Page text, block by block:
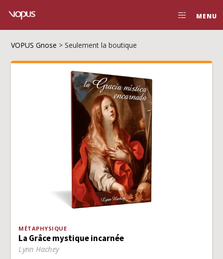
MENU
VOPUS Gnose >Seulement la boutique
MÉTAPHYSIQUE
La Grâce mystique incarnée
Lynn Hachey